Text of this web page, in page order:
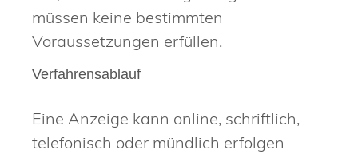
müssen keine bestimmten
Voraussetzungen erfüllen.
Verfahrensablauf
Eine Anzeige kann online, schriftlich,
telefonisch oder mündlich erfolgen